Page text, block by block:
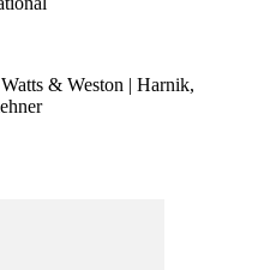
& Weston | Harnik,